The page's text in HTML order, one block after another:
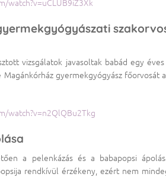
watch?v=uCLUB9iZ3Xk
vizsgálatok javasoltak babád egy éves
Magánkórház gyermekgyógyász főorvosát
watch?v=n2QlQBu2Tkg
a pelenkázás és a babapopsi
rendkívül érzékeny, ezért nem